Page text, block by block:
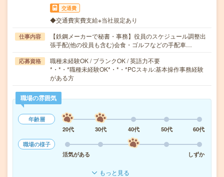
交通費
◆交通費実費支給※当社規定あり
仕事内容
【鉄鋼メーカーで秘書・事務】役員のスケジュール調整出
張手配(他の役員も含む)会食・ゴルフなどの手配車…
応募資格
職種未経験OK / ブランクOK / 英語力不要
*・*・*職種未経験OK*・*・*PCスキル:基本操作事務経験
がある方
職場の雰囲気
年齢層
20代
30代 40代 50代
60代
職場の様子
活気がある
しずか
もっと見る